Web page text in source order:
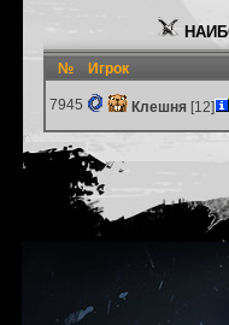
№ Игрок
7945 Клешня [12]